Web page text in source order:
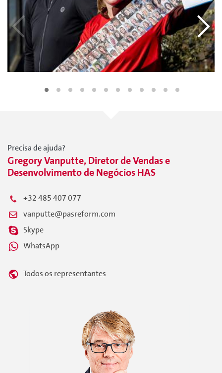
Precisa de ajuda?
Gregory Vanputte, Diretor de Vendas e
Desenvolvimento de Negócios HAS
+32 485 407 077
vanputte@pasreform.com
Skype
WhatsApp
Todos os representantes